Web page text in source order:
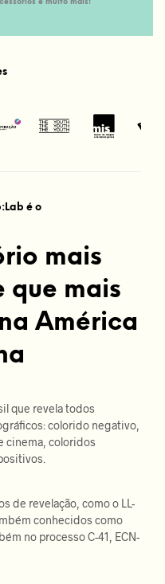
e muito mais!
é o
mais
que mais
América
que revela todos
colorido negativo,
cinema, coloridos
de revelação, como o LL-
conhecidos como
no processo C-41, ECN-